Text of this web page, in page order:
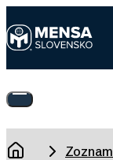
to
main
content
Toggle
Breadcrumb